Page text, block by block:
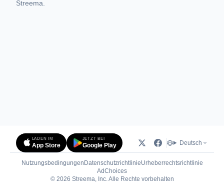
Streema.
LADEN IM
App Store
JETZT BEI
Google Play Deutsch
Nutzungsbedingungen DatenschutzrichtlinieUrheberrechtsrichtlinie
AdChoices(öffnet in neuem Tab)
© 2026 Streema, Inc. Alle Rechte vorbehalten